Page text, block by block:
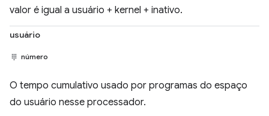
valor é igual a usuário + kernel + inativo.
usuário
número
O tempo cumulativo usado por programas do espaço
do usuário nesse processador.